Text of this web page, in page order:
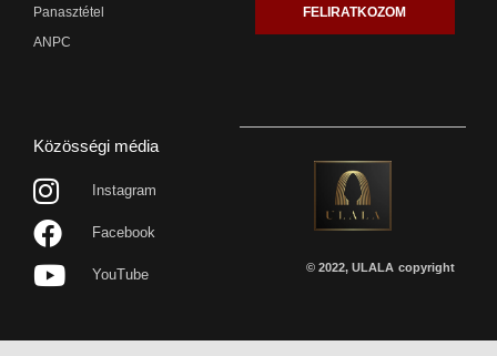
Panasztétel
ANPC
FELIRATKOZOM
Közösségi média
Instagram
Facebook
YouTube © 2022, ULALA copyright